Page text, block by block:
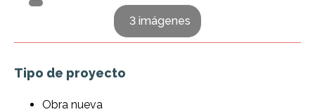
3 imágenes
Tipo de proyecto
Obra nueva